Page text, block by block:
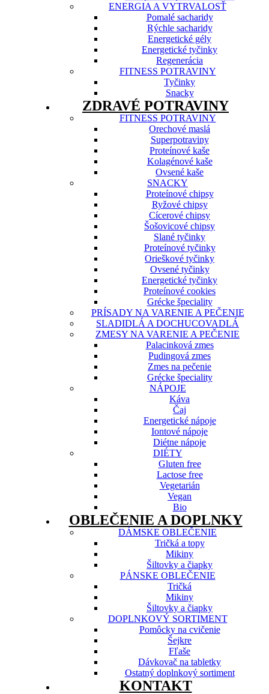
ENERGIA A VYTRVALOSŤ
Pomalé sacharidy
Rýchle sacharidy
Energetické gély
Energetické tyčinky
Regenerácia
FITNESS POTRAVINY
Tyčinky
Snacky
ZDRAVÉ POTRAVINY
FITNESS POTRAVINY
Orechové maslá
Superpotraviny
Proteínové kaše
Kolagénové kaše
Ovsené kaše
SNACKY
Proteínové chipsy
Ryžové chipsy
Cícerové chipsy
Šošovicové chipsy
Slané tyčinky
Proteínové tyčinky
Orieškové tyčinky
Ovsené tyčinky
Energetické tyčinky
Proteínové cookies
Grécke špeciality
PRÍSADY NA VARENIE A PEČENIE
SLADIDLÁ A DOCHUCOVADLÁ
ZMESY NA VARENIE A PEČENIE
Palacinková zmes
Pudingová zmes
Zmes na pečenie
Grécke špeciality
NÁPOJE
Káva
Čaj
Energetické nápoje
Iontové nápoje
Diétne nápoje
DIÉTY
Gluten free
Lactose free
Vegetarián
Vegan
Bio
OBLEČENIE A DOPLNKY
DÁMSKE OBLEČENIE
Tričká a topy
Mikiny
Šiltovky a čiapky
PÁNSKE OBLEČENIE
Tričká
Mikiny
Šiltovky a čiapky
DOPLNKOVÝ SORTIMENT
Pomôcky na cvičenie
Šejkre
Fľaše
Dávkovač na tabletky
Ostatný doplnkový sortiment
KONTAKT